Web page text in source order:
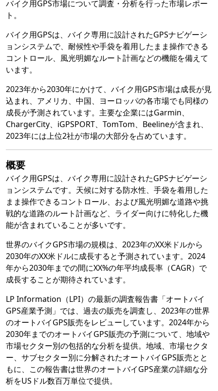
バイク用GPS市場について調査・分析を行った市場レポー
ト。
バイク用GPSは、バイク専用に設計されたGPSナビゲーシ
ョンシステムで、耐候性や手袋を着用したまま操作できる
コントロール、風光明媚なルート計画などの機能を備えて
います。
2023年から2030年にかけて、バイク用GPS市場は成長が見
込まれ、アメリカ、中国、ヨーロッパの各市場でも同様の
成長が予測されています。主要な企業にはGarmin、
ChargerCity、iGPSPORT、TomTom、Beelineが含まれ、
2023年には上位2社が市場の大部分を占めています。
概要
バイク用GPSは、バイク専用に設計されたGPSナビゲーシ
ョンシステムです。天候に対する防水性、手袋を着用した
まま操作できるコントロール、および風光明媚な道路や挑
戦的な道路のルート計画など、ライダー向けに特化した機
能が含まれていることが多いです。
世界のバイクGPS市場の規模は、2023年のXX米ドルから
2030年のXX米ドルに成長すると予測されています。2024
年から2030年までの間にXX%の年平均成長率（CAGR）で
成長することが期待されています。
LP Information（LPI）の最新の調査報告書「オートバイ
GPS産業予測」では、過去の販売を調査し、2023年の世界
のオートバイGPS販売をレビューしています。2024年から
2030年までのオートバイGPS販売の予測について、地域や
市場セクター別の包括的な分析を提供。地域、市場セクタ
ー、サブセクター別に分解されたオートバイGPS販売とと
もに、この報告書は世界のオートバイGPS産業の詳細な分
析をUSドル数百万単位で提供。